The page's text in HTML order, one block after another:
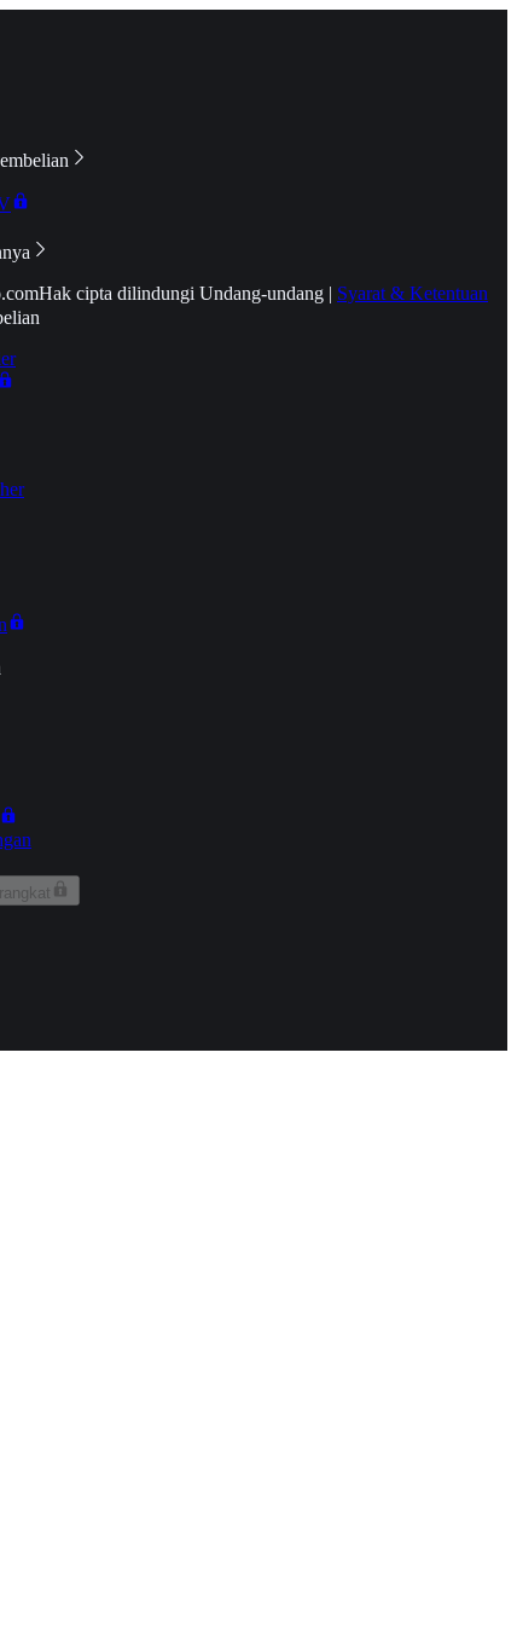
Hak cipta dilindungi Undang-undang | Syarat & Ketentuan